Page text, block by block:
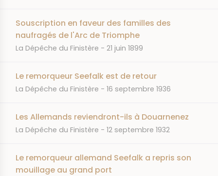
Souscription en faveur des familles des
naufragés de l'Arc de Triomphe
JOURNAL
La Dépêche du Finistère DATE
21 juin 1899
Le remorqueur Seefalk est de retour
JOURNAL
La Dépêche du Finistère DATE
16 septembre 1936
Les Allemands reviendront-ils à Douarnenez
JOURNAL
La Dépêche du Finistère DATE
12 septembre 1932
Le remorqueur allemand Seefalk a repris son
mouillage au grand port